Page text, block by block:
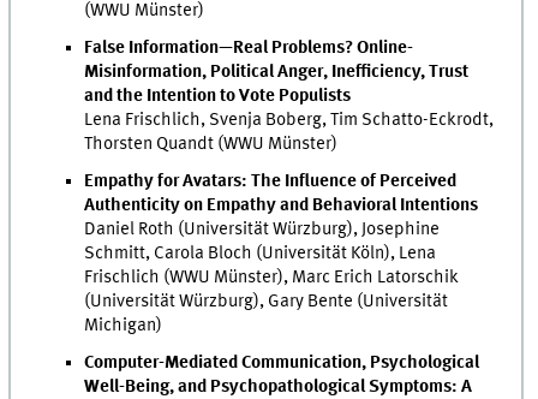
(WWU Münster)
False Information—Real Problems? Online-
Misinformation, Political Anger, Inefficiency, Trust
and the Intention to Vote Populists
Lena Frischlich, Svenja Boberg, Tim Schatto-Eckrodt,
Thorsten Quandt (WWU Münster)
Empathy for Avatars: The Influence of Perceived
Authenticity on Empathy and Behavioral Intentions
Daniel Roth (Universität Würzburg), Josephine
Schmitt, Carola Bloch (Universität Köln), Lena
Frischlich (WWU Münster), Marc Erich Latorschik
(Universität Würzburg), Gary Bente (Universität
Michigan)
Computer-Mediated Communication, Psychological
Well-Being, and Psychopathological Symptoms: A